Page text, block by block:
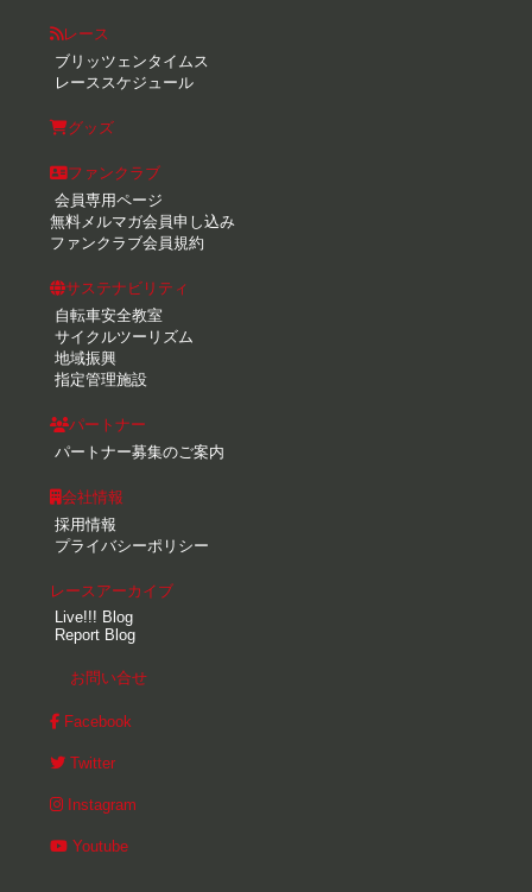
レース
ブリッツェンタイムス
レーススケジュール
グッズ
ファンクラブ
会員専用ページ
無料メルマガ会員申し込み
ファンクラブ会員規約
サステナビリティ
自転車安全教室
サイクルツーリズム
地域振興
指定管理施設
パートナー
パートナー募集のご案内
会社情報
採用情報
プライバシーポリシー
レースアーカイブ
Live!!! Blog
Report Blog
お問い合せ
Facebook
Twitter
Instagram
Youtube